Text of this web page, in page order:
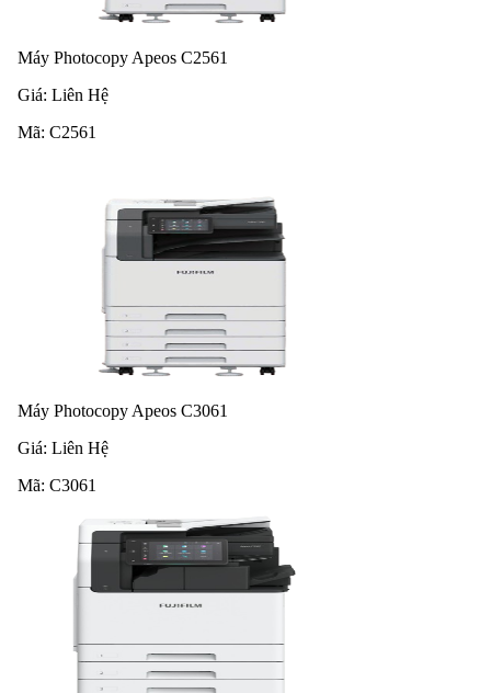
Máy Photocopy Apeos C2561
Giá: Liên Hệ
Mã: C2561
Máy Photocopy Apeos C3061
Giá: Liên Hệ
Mã: C3061